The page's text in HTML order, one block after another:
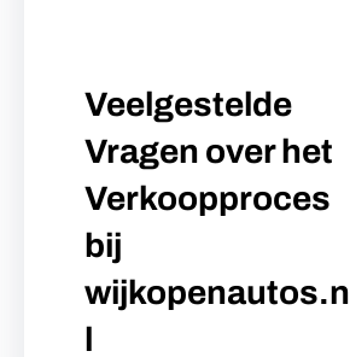
Veelgestelde
Vragen over het
Verkoopproces
bij
wijkopenautos.n
l